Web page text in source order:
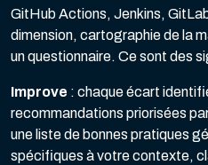
GitHub Actions, Jenkins,
dimension, cartographie de la
un questionnaire. Ce sont des
Improve : chaque écart
recommandations priorisées
une liste de bonnes pratiques
spécifiques à votre contexte,